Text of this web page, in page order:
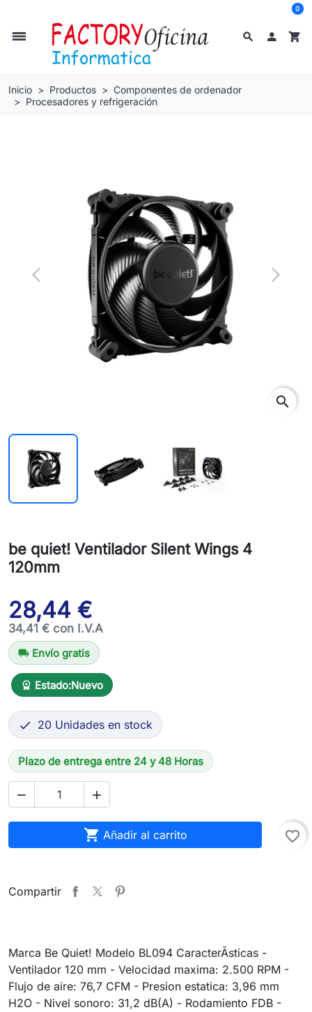
search
dehaze  shopping_cart
0
Inicio Productos
Componentes de ordenador
Procesadores y refrigeración
Previous Next
search
be quiet! Ventilador Silent Wings 4
120mm
28,44 €
34,41 € con I.V.A
local_shipping Envío gratis
workspace_premium Estado:Nuevo
 20 Unidades en stock
Plazo de entrega entre 24 y 48 Horas
 
 Añadir al carrito favorite_border
Compartir
Marca Be Quiet! Modelo BL094 CaracterÃ­sticas -
Ventilador 120 mm - Velocidad maxima: 2.500 RPM -
Flujo de aire: 76,7 CFM - Presion estatica: 3,96 mm
H2O - Nivel sonoro: 31,2 dB(A) - Rodamiento FDB -